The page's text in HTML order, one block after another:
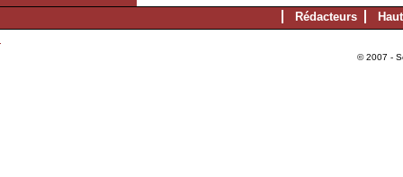
Rédacteurs
© 2007 -